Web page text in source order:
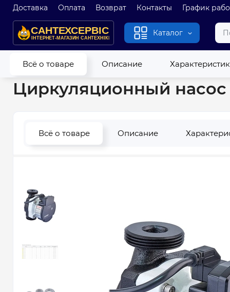
Доставка Оплата Возврат Контакты График
Каталог
Всё о товаре Описание
Главная Насосы Насосы циркуляционные
Циркуляционный насос
Всё о товаре Описание